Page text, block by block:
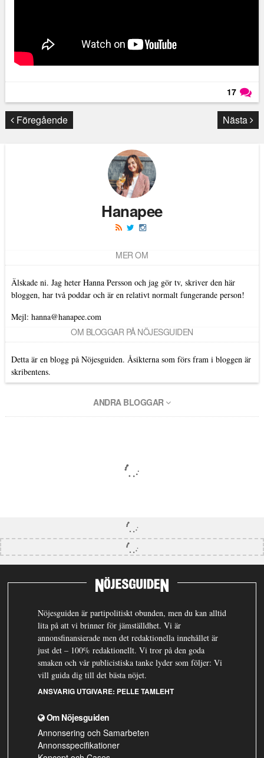
17
Läs kommentarer (17)
Föregående Nästa
Hanapee
MER OM
Älskade ni. Jag heter Hanna Persson och jag gör tv, skriver den här
bloggen, har två poddar och är en relativt normalt fungerande person!
Mejl: hanna@hanapee.com
OM BLOGGAR PÅ NÖJESGUIDEN
Detta är en blogg på Nöjesguiden. Åsikterna som förs fram i bloggen är
skribentens.
ANDRA BLOGGAR
Nöjesguiden är partipolitiskt obunden, men du kan alltid
lita på att vi brinner för jämställdhet. Vi är
annonsfinansierade men det redaktionella innehållet är
just det – 100% redaktionellt. Vi tror på den goda
smaken och vår publicistiska tanke lyder som följer: Vi
vill guida dig till det bästa nöjet.
ANSVARIG UTGIVARE: PELLE TAMLEHT
Om Nöjesguiden
Annonsering och Samarbeten
Annonsspecifikationer